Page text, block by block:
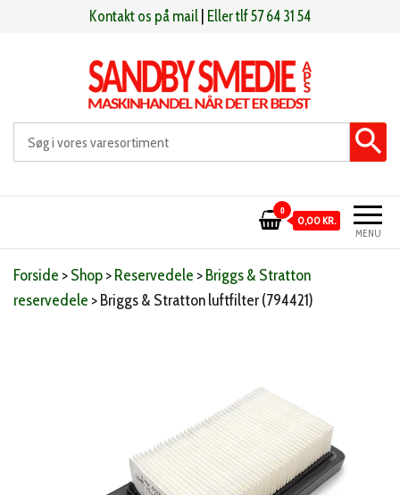
Kontakt os på mail Eller tlf 57 64 31 54
Sandby smeden Maskinhandel når det er bedst
MENU
0
0,00 KR.
Forside >Shop>Reservedele >Briggs & Stratton
reservedele >Briggs & Stratton luftfilter (794421)